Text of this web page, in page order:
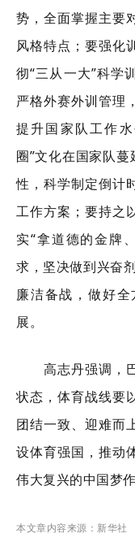
势，全面掌握主要
风格特点；要强化
彻“三从一大”科学
严格外赛外训管理
提升国家队工作
圈”文化在国家队
性，科学制定倒计
工作方案；要持之
实“拿道德的金牌
求，坚决做到兴奋
廉洁备战，做好
展。
高志丹强调，巴
状态，体育战线要
团结一致、迎难而
设体育强国，推动
伟大复兴的中国梦
本文章内容来源：新华社